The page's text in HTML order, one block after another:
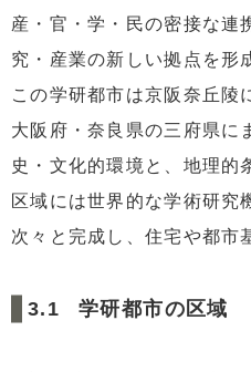
産・官・学・民の密接な連
究・産業の新しい拠点を形
この学研都市は京阪奈丘陵
大阪府・奈良県の三府県に
史・文化的環境と、地理的
区域には世界的な学術研究
次々と完成し、住宅や都市
学研都市の区域